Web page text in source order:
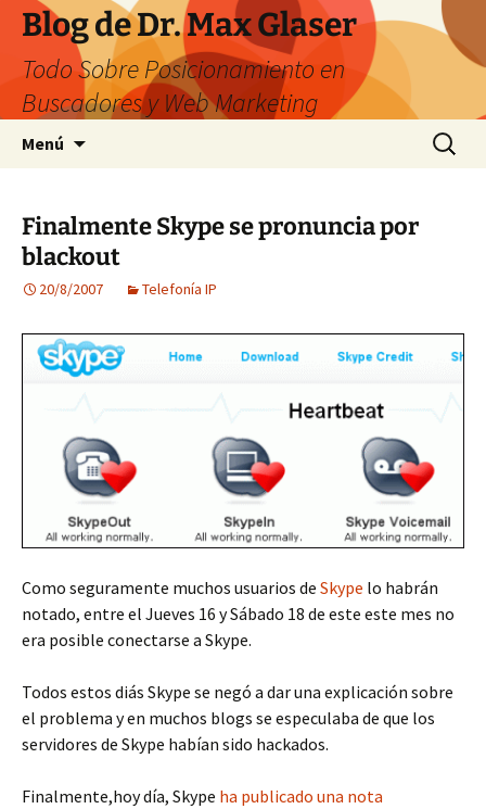
Saltar
contenido
Blog de Dr. Max Glaser
Todo Sobre Posicionamiento en
Buscadores y Web Marketing
Menú Buscar:
Finalmente Skype se pronuncia por
blackout
20/8/2007 Telefonía IP
Como seguramente muchos usuarios de Skype lo habrán
notado, entre el Jueves 16 y Sábado 18 de este este mes no
era posible conectarse a Skype.
Todos estos diás Skype se negó a dar una explicación sobre
el problema y en muchos blogs se especulaba de que los
servidores de Skype habían sido hackados.
Finalmente,hoy día, Skype ha publicado una nota